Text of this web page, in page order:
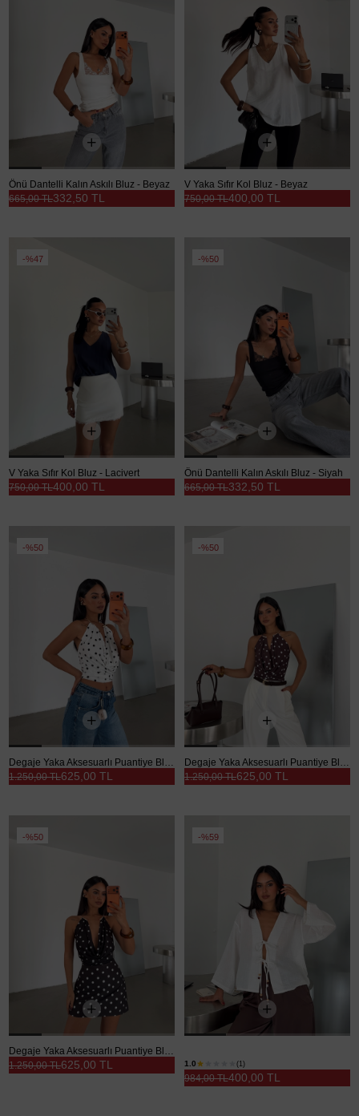
Önü Dantelli Kalın Askılı Bluz - Beyaz
332,50 TL
665,00 TL
V Yaka Sıfır Kol Bluz - Beyaz
400,00 TL
750,00 TL
%47
V Yaka Sıfır Kol Bluz - Lacivert
400,00 TL
750,00 TL
%50
Önü Dantelli Kalın Askılı Bluz - Siyah
332,50 TL
665,00 TL
%50
625,00 TL
1.250,00 TL
%50
625,00 TL
1.250,00 TL
%50
Degaje Yaka Aksesuarlı Puantiye Bluz - Siyah
625,00 TL
1.250,00 TL
%59
1.0 (1)
400,00 TL
984,00 TL